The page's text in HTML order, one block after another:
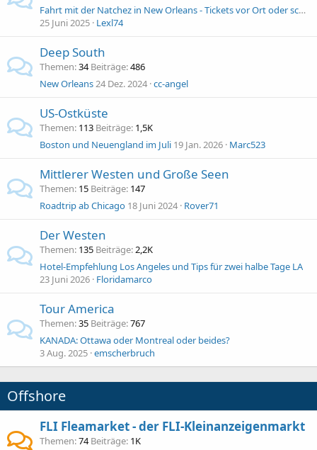
Fahrt mit der Natchez in New Orleans - Tickets vor Ort oder schon von Zuhause aus buchen?
25 Juni 2025 Lexl74
Deep South
Themen 34 Beiträge 486
New Orleans24 Dez. 2024 cc-angel
US-Ostküste
Themen 113 Beiträge 1,5K
Boston und Neuengland im Juli 19 Jan. 2026 Marc523
Mittlerer Westen und Große Seen
Themen 15 Beiträge 147
Roadtrip ab Chicago 18 Juni 2024 Rover71
Der Westen
Themen 135 Beiträge 2,2K
Hotel-Empfehlung Los Angeles und Tips für zwei halbe Tage LA
23 Juni 2026 Floridamarco
Tour America
Themen 35 Beiträge 767
KANADA: Ottawa oder Montreal oder beides?
3 Aug. 2025 emscherbruch
Offshore
FLI Fleamarket - der FLI-Kleinanzeigenmarkt
Themen 74 Beiträge 1K